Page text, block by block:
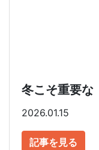
冬こそ重要な
2026.01.15
記事を見る